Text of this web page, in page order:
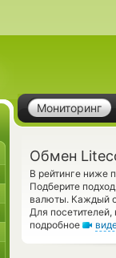
Мониторинг
Обмен
В рейтинге ниже
Подберите
валюты. Каждый
Для
подробное